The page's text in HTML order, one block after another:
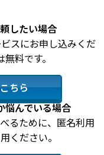
したい場合
スにお申し込みくだ
料です。
ちら
悩んでいる場合
るために、匿名利用
ください。